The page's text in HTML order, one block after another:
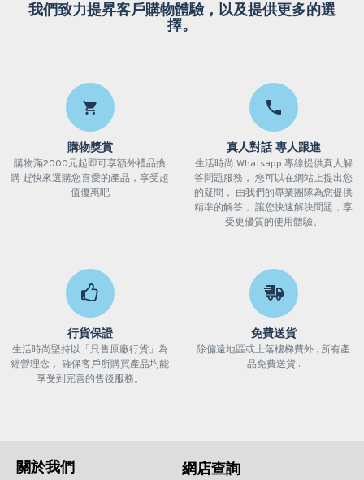
我們致力提昇客戶購物體驗，以及提供更多的選
擇。
購物獎賞
購物滿2000元起即可享額外禮品換
購 趕快來選購您喜愛的產品，享受超
值優惠吧
真人對話 專人跟進
生活時尚 Whatsapp 專線提供真人解
答問題服務， 您可以在網站上提出您
的疑問， 由我們的專業團隊為您提供
精準的解答， 讓您快速解決問題，享
受更優質的使用體驗。
行貨保證
生活時尚堅持以「只售原廠行貨」為
經營理念， 確保客戶所購買產品均能
享受到完善的售後服務。
免費送貨
除偏遠地區或上落樓梯費外 , 所有產
品免費送貨 .
關於我們 網店查詢